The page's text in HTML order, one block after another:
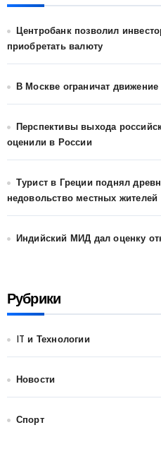
Центробанк позволил
приобретать валюту
В Москве ограничат
Перспективы выхода
оценили в России
Турист в Греции поднял
недовольство местных жителей
Индийский МИД дал оценку
Рубрики
IT и Технологии
Новости
Спорт